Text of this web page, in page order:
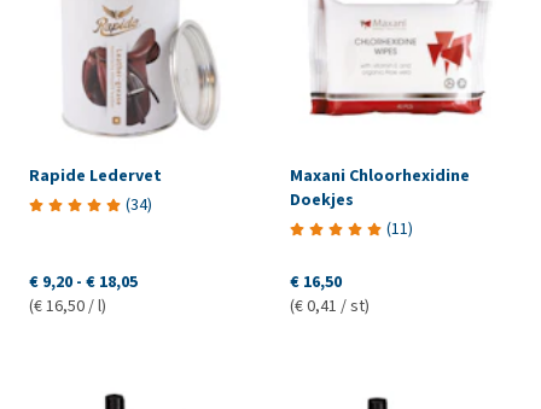
Rapide Ledervet
(34)
€ 9,20 - € 18,05
(€ 16,50 / l)
Maxani Chloorhexidine
Doekjes
(11)
€ 16,50
(€ 0,41 / st)